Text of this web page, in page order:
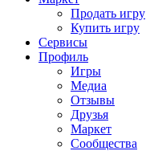
Продать игру
Купить игру
Сервисы
Профиль
Игры
Медиа
Отзывы
Друзья
Маркет
Сообщества